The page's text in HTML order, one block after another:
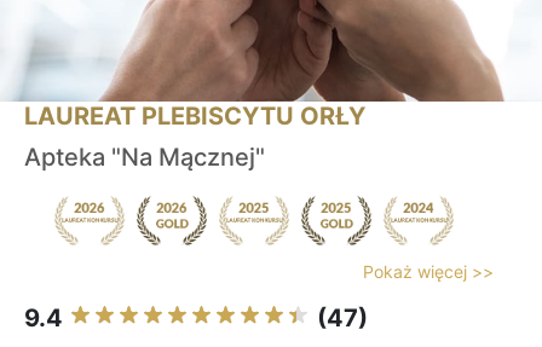
LAUREAT PLEBISCYTU ORŁY
Apteka "Na Mącznej"
Pokaż więcej >>
9.4 (47)